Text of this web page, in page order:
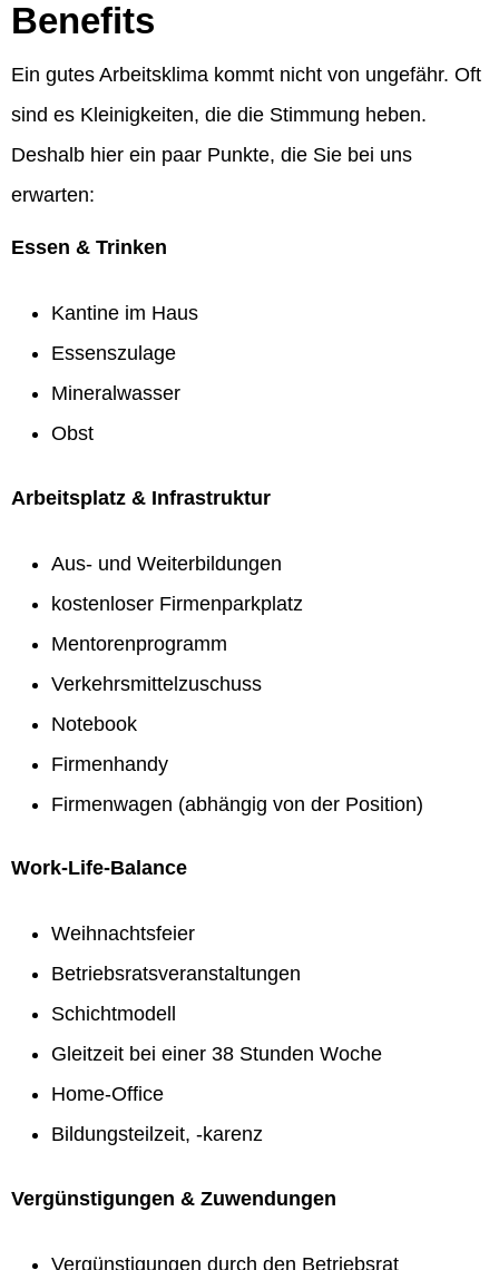
Benefits
Ein gutes Arbeitsklima kommt nicht von ungefähr. Oft
sind es Kleinigkeiten, die die Stimmung heben.
Deshalb hier ein paar Punkte, die Sie bei uns
erwarten:
Essen & Trinken
Kantine im Haus
Essenszulage
Mineralwasser
Obst
Arbeitsplatz & Infrastruktur
Aus- und Weiterbildungen
kostenloser Firmenparkplatz
Mentorenprogramm
Verkehrsmittelzuschuss
Notebook
Firmenhandy
Firmenwagen (abhängig von der Position)
Work-Life-Balance
Weihnachtsfeier
Betriebsratsveranstaltungen
Schichtmodell
Gleitzeit bei einer 38 Stunden Woche
Home-Office
Bildungsteilzeit, -karenz
Vergünstigungen & Zuwendungen
Vergünstigungen durch den Betriebsrat